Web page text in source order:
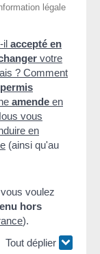
légale
il accepté en
votre
? Comment
permis
amende en
vous
en
(ainsi qu'au
voulez
hors
).
Tout déplier